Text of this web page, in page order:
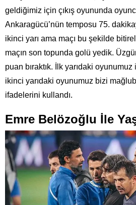
geldiğimiz için çıkış oyununda
Ankaragücü’nün temposu 75.
ikinci yarı ama maçı bu şekilde
maçın son topunda golü yedik.
puan bıraktık. İlk yarıdaki
ikinci yarıdaki oyunumuz bizi
ifadelerini kullandı.
Emre Belözoğlu İle